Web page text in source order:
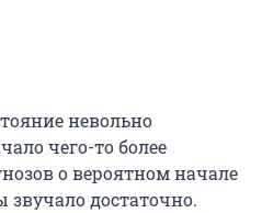
невольно
чего-то более
о вероятном начале
достаточно.